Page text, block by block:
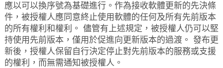
應以可以換序號為基礎進行。作為接收軟體更新的先決條
件，被授權人應同意終止使用軟體的任何及所有先前版本
的所有權利和權利。 儘管有上述規定，被授權人仍可以堅
持使用先前版本，僅用於促進向更新版本的過渡。 發布更
新後，授權人保留自行決定停止對先前版本的服務或支援
的權利，而無需通知被授權人。